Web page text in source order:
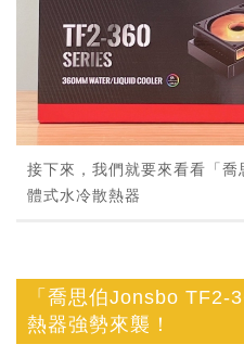
接下來，我們就要來看看「
體式水冷散熱器
「喬思伯Jonsbo TF2-
熱器強勢來襲！